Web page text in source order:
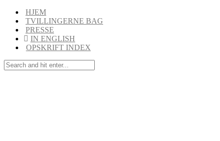
HJEM
TVILLINGERNE BAG
PRESSE
IN ENGLISH
OPSKRIFT INDEX